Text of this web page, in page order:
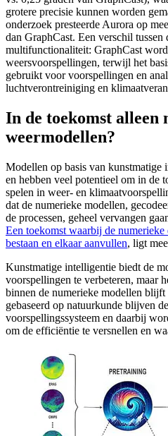
grotere precisie kunnen worden
onderzoek presteerde Aurora op
dan GraphCast. Een verschil tussen
multifunctionaliteit: GraphCast
weersvoorspellingen, terwijl het
gebruikt voor voorspellingen en
luchtverontreiniging en
In de toekomst alleen
weermodellen?
Modellen op basis van kunstmatige
en hebben veel potentieel om in de
spelen in weer- en
dat de numerieke modellen,
de processen, geheel vervangen
Een toekomst waarbij de
bestaan en elkaar aanvullen, ligt
Kunstmatige intelligentie biedt de
voorspellingen te verbeteren, maar
binnen de numerieke modellen blijft
gebaseerd op natuurkunde blijven
voorspellingssysteem en daarbij
om de efficiëntie te versnellen en